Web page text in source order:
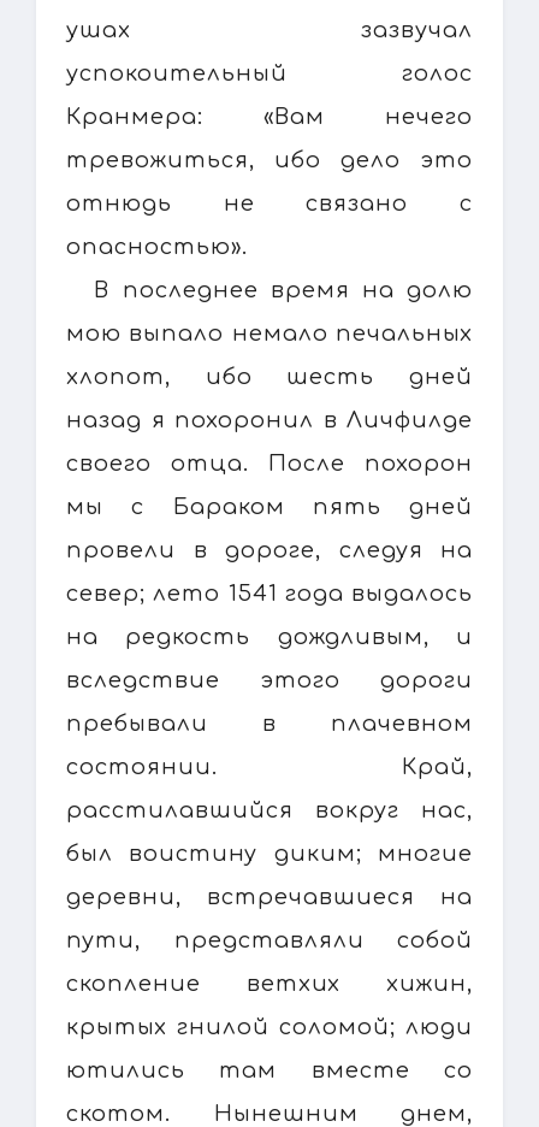
ушах зазвучал
успокоительный голос
Кранмера: «Вам нечего
тревожиться, ибо дело это
отнюдь не связано с
опасностью».
В последнее время на долю
мою выпало немало печальных
хлопот, ибо шесть дней
назад я похоронил в Личфилде
своего отца. После похорон
мы с Бараком пять дней
провели в дороге, следуя на
север; лето 1541 года выдалось
на редкость дождливым, и
вследствие этого дороги
пребывали в плачевном
состоянии. Край,
расстилавшийся вокруг нас,
был воистину диким; многие
деревни, встречавшиеся на
пути, представляли собой
скопление ветхих хижин,
крытых гнилой соломой; люди
ютились там вместе со
скотом. Нынешним днем,